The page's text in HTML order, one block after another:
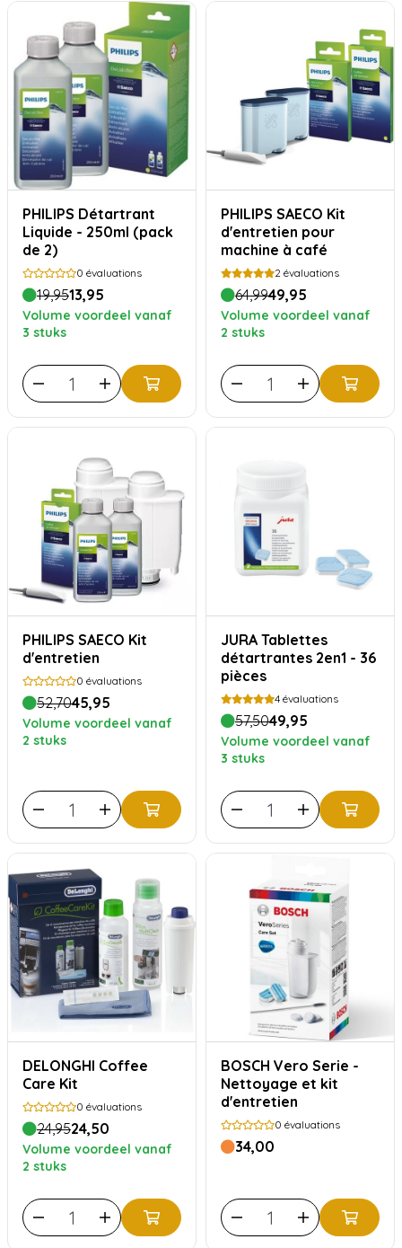
PHILIPS Détartrant
Liquide - 250ml (pack
de 2)
0 évaluations
19,9513,95
Volume voordeel vanaf
3 stuks
PHILIPS SAECO Kit
d'entretien pour
machine à café
2 évaluations
64,9949,95
Volume voordeel vanaf
2 stuks
PHILIPS SAECO Kit
d'entretien
0 évaluations
52,7045,95
Volume voordeel vanaf
2 stuks
JURA Tablettes
détartrantes 2en1 - 36
pièces
4 évaluations
57,5049,95
Volume voordeel vanaf
3 stuks
DELONGHI Coffee
Care Kit
0 évaluations
24,9524,50
Volume voordeel vanaf
2 stuks
BOSCH Vero Serie -
Nettoyage et kit
d'entretien
0 évaluations
34,00